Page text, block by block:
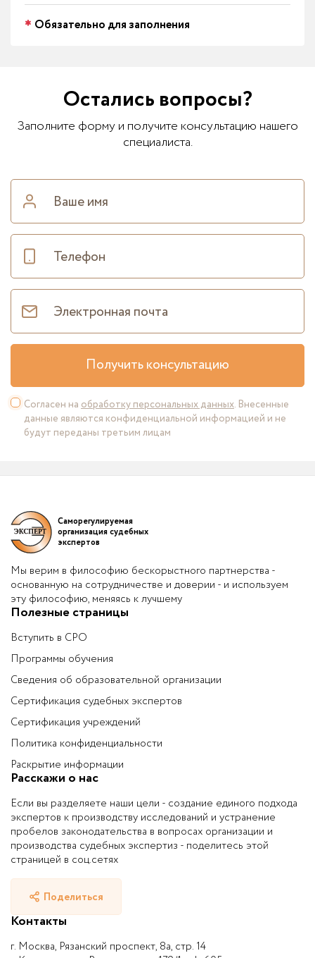
Обязательно для заполнения
Остались вопросы?
Заполните форму и получите консультацию нашего
специалиста.
Получить консультацию
Согласен на обработку персональных данных. Внесенные
данные являются конфиденциальной информацией и не
будут переданы третьим лицам
Саморегулируемая
организация судебных
экспертов
Мы верим в философию бескорыстного партнерства -
основанную на сотрудничестве и доверии - и используем
эту философию, меняясь к лучшему
Полезные страницы
Вступить в СРО
Программы обучения
Сведения об образовательной организации
Сертификация судебных экспертов
Сертификация учреждений
Политика конфиденциальности
Раскрытие информации
Расскажи о нас
Если вы разделяете наши цели - создание единого подхода
экспертов к производству исследований и устранение
пробелов законодательства в вопросах организации и
производства судебных экспертиз - поделитесь этой
страницей в соц.сетях
Поделиться
Контакты
г. Москва, Рязанский проспект, 8а, стр. 14